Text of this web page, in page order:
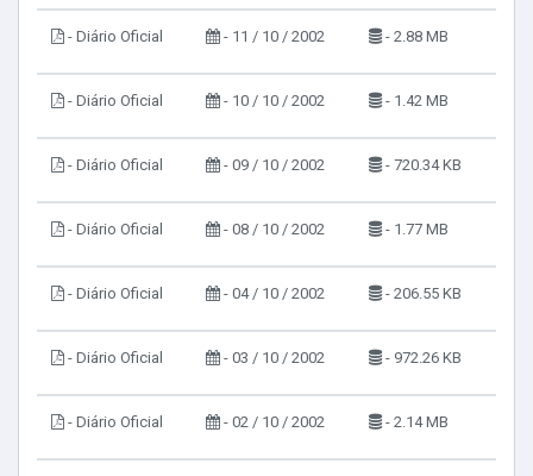
- Diário Oficial - 11 / 10 / 2002 - 2.88 MB
- Diário Oficial - 10 / 10 / 2002 - 1.42 MB
- Diário Oficial - 09 / 10 / 2002 - 720.34 KB
- Diário Oficial - 08 / 10 / 2002 - 1.77 MB
- Diário Oficial - 04 / 10 / 2002 - 206.55 KB
- Diário Oficial - 03 / 10 / 2002 - 972.26 KB
- Diário Oficial - 02 / 10 / 2002 - 2.14 MB